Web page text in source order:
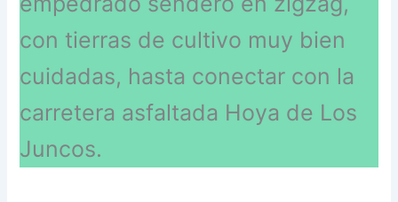
con tierras de cultivo muy bien
cuidadas, hasta conectar con la
carretera asfaltada Hoya de Los
Juncos.